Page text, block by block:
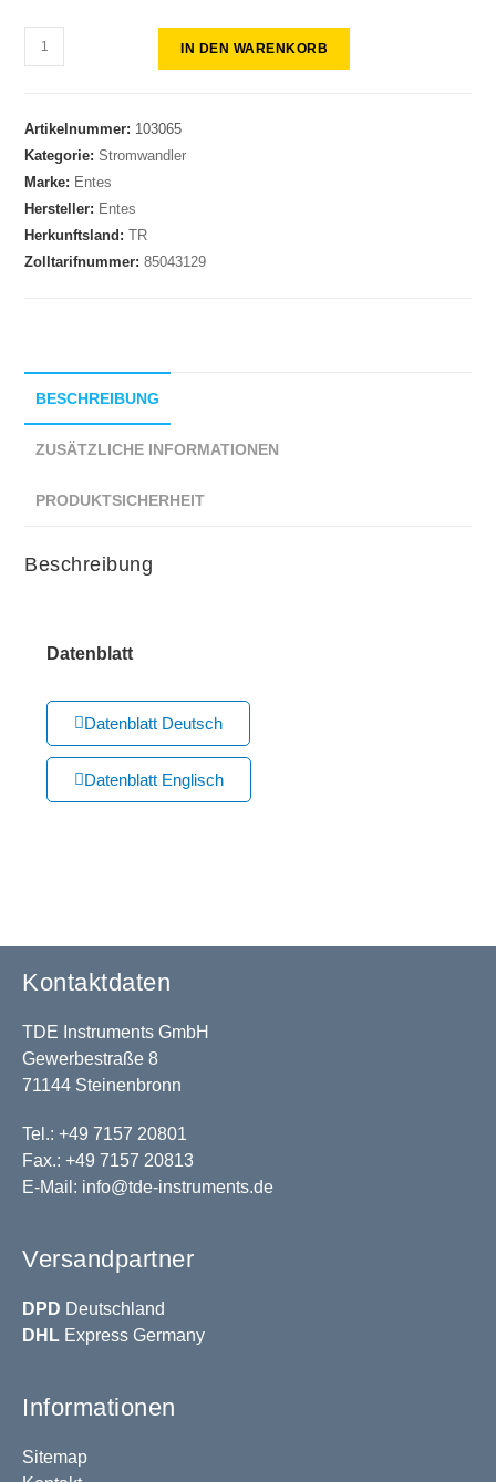
IN DEN WARENKORB
Artikelnummer: 103065
Kategorie:Stromwandler
Marke: Entes
Hersteller: Entes
Herkunftsland:TR
Zolltarifnummer:85043129
BESCHREIBUNG
ZUSÄTZLICHE INFORMATIONEN
PRODUKTSICHERHEIT
Beschreibung
Datenblatt
Datenblatt Deutsch
Datenblatt Englisch
Kontaktdaten
TDE Instruments GmbH
Gewerbestraße 8
71144 Steinenbronn
Tel.: +49 7157 20801
Fax.: +49 7157 20813
E-Mail: info@tde-instruments.de
Versandpartner
DPD Deutschland
DHL Express Germany
Informationen
Sitemap